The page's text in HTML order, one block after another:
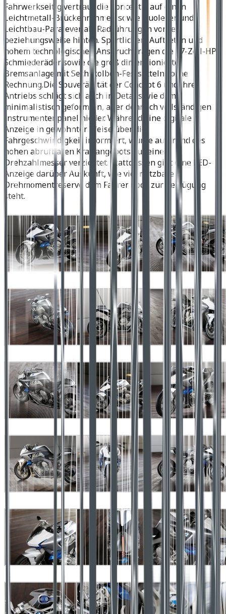
Fahrwerkseitig vertraut die Concept 6 auf einen
Leichtmetall-Brückenrahmen sowie Duolever und
Leichtbau-Paralever als Radführungen vorne
beziehungsweise hinten. Sportlichem Auftreten und
hohem technologischen Anspruch tragen die 17-Zoll-HP-
Schmiederäder sowie die groß dimensionierte
Bremsanlage mit Sechskolben-Festsätteln vorne
Rechnung.Die Souveränität der Concept 6 und ihres
Antriebs schlägt sich auch in Details wie dem
minimalistisch geformten, aber dennoch vollständigen
Instrumenten­panel nieder. Während eine digitale
Anzeige in gewohnter Weise über die
Fahrgeschwindigkeit informiert, wurde aufgrund des
hohen abrufbaren Kraftangebots auf einen
Drehzahlmesser verzichtet. Stattdessen gibt eine LED-
Anzeige darüber Auskunft, wie viel nutzbare
Drehmomentreserve dem Fahrer noch zur Verfügung
steht.